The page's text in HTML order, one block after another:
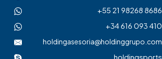
+55 21 98268 8686
+34 616 093 410
holdingasesoria@holdinggrupo.com
holdingsports